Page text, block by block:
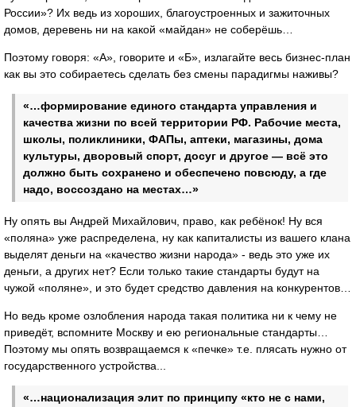
России»? Их ведь из хороших, благоустроенных и зажиточных
домов, деревень ни на какой «майдан» не соберёшь…
Поэтому говоря: «А», говорите и «Б», излагайте весь бизнес-план
как вы это собираетесь сделать без смены парадигмы наживы?
«…формирование единого стандарта управления и
качества жизни по всей территории РФ. Рабочие места,
школы, поликлиники, ФАПы, аптеки, магазины, дома
культуры, дворовый спорт, досуг и другое — всё это
должно быть сохранено и обеспечено повсюду, а где
надо, воссоздано на местах…»
Ну опять вы Андрей Михайлович, право, как ребёнок! Ну вся
«поляна» уже распределена, ну как капиталисты из вашего клана
выделят деньги на «качество жизни народа» - ведь это уже их
деньги, а других нет? Если только такие стандарты будут на
чужой «поляне», и это будет средство давления на конкурентов…
Но ведь кроме озлобления народа такая политика ни к чему не
приведёт, вспомните Москву и ею региональные стандарты…
Поэтому мы опять возвращаемся к «печке» т.е. плясать нужно от
государственного устройства...
«…национализация элит по принципу «кто не с нами,